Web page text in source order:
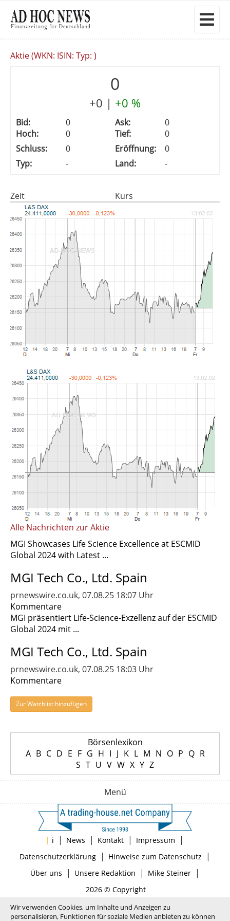
Aktie (WKN: ISIN: Typ: )
0
+0 | +0 %
Bid: 0 Ask:
0
Hoch:
0 Tief:
0
Schluss:
0 Eröffnung:
0
Typ:
- Land: -
Zeit Kurs
Alle Nachrichten zur Aktie
MGI Showcases Life Science Excellence at ESCMID
Global 2024 with Latest ...
MGI Tech Co., Ltd. Spain
prnewswire.co.uk, 07.08.25 18:07 Uhr
Kommentare
MGI präsentiert Life-Science-Exzellenz auf der ESCMID
Global 2024 mit ...
MGI Tech Co., Ltd. Spain
prnewswire.co.uk, 07.08.25 18:03 Uhr
Kommentare
Zur Watchlist hinzufügen
Börsenlexikon
A B C D E F G H I J K L M N O P Q R
S T U V W X Y Z
Menü
| i | News | Kontakt | Impressum |
Datenschutzerklärung| Hinweise zum Datenschutz |
Über uns | Unsere Redaktion | Mike Steiner|
2026 © Copyright
Wir verwenden Cookies, um Inhalte und Anzeigen zu
personalisieren, Funktionen für soziale Medien anbieten zu können